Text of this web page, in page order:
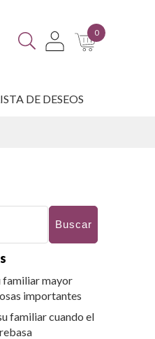
0
DE DESEOS
Buscar
familiar mayor
importantes
familiar cuando el